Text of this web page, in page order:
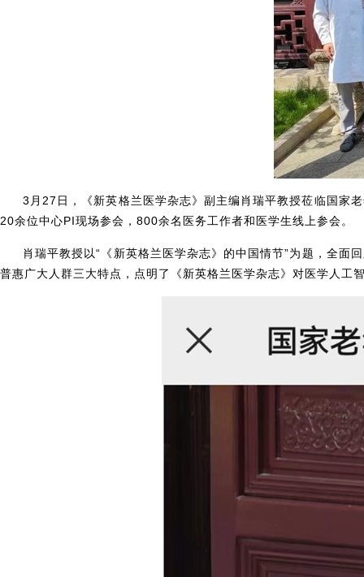
3 月27日，《新英格兰医学杂志》副主编肖瑞平教授莅临国家
20余位中心PI现场参会，800余名医务工作者和医学生线上参会。
肖瑞平教授以“《新英格兰医学杂志》的中国情节”为题，全面
普惠广大人群三大特点，点明了《新英格兰医学杂志》对医学人工